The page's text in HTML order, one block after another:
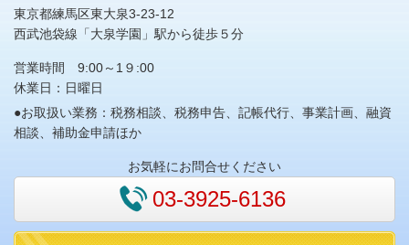
東京都練馬区東大泉3-23-12
西武池袋線「大泉学園」駅から徒歩５分
営業時間 9:00～1９:00
休業日：日曜日
●お取扱い業務：税務相談、税務申告、記帳代行、事業計画、融資
相談、補助金申請ほか
お気軽にお問合せください
03-3925-6136